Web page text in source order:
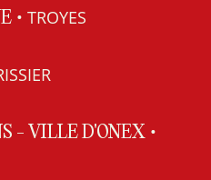
• TROYES
- VILLE D'ONEX •